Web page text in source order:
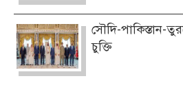
সৌদি-পাকিস্তান-
চুক্তি